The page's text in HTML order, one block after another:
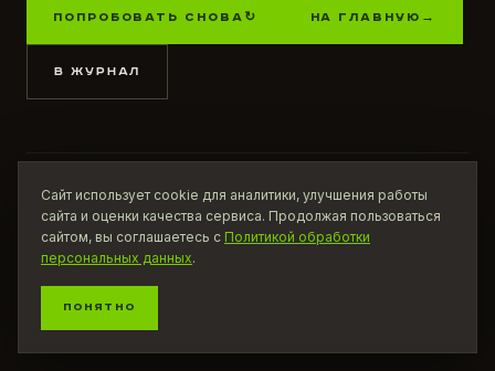
ПОПРОБОВАТЬ СНОВА ↻ НА ГЛАВНУЮ →
В ЖУРНАЛ
НАЙТИ КОФЕЙНЮ
ПОСМОТРЕТЬ ПРОДУКТ
СООБЩИТЬ О ПРОБЛЕМЕ
Сайт использует cookie для аналитики, улучшения работы
сайта и оценки качества сервиса. Продолжая пользоваться
сайтом, вы соглашаетесь с Политикой обработки
персональных данных.
ПОНЯТНО